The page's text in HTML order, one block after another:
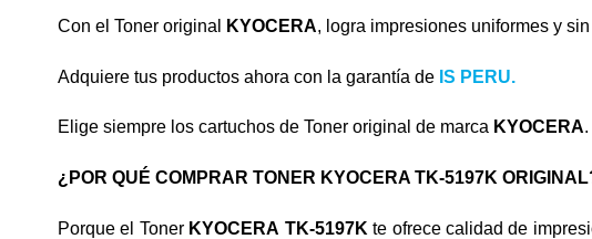
Con el Toner original KYOCERA, logra impresiones uniformes y
Adquiere tus productos ahora con la garantía de IS PERU.
Elige siempre los cartuchos de Toner original de marca KYOCERA.
¿POR QUÉ COMPRAR TONER KYOCERA TK-5197K
Porque el Toner KYOCERA TK-5197Kte ofrece calidad de